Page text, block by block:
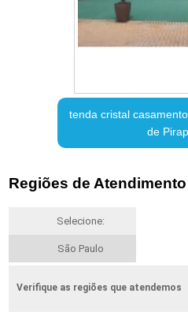
tenda cristal
de
Regiões de Atendimento
Selecione:
São Paulo
Verifique as regiões que atendemos